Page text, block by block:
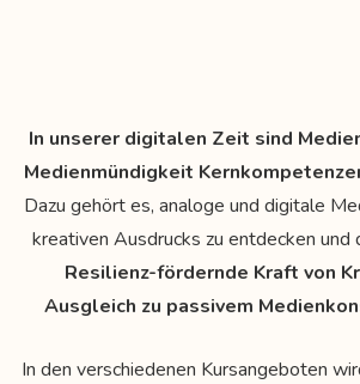
In unserer digitalen Zeit sind
Medienmündigkeit
Dazu gehört es, analoge und digitale
kreativen Ausdrucks zu entdecken und
Resilienz-fördernde Kraft von
Ausgleich zu passivem
In den verschiedenen Kursangeboten